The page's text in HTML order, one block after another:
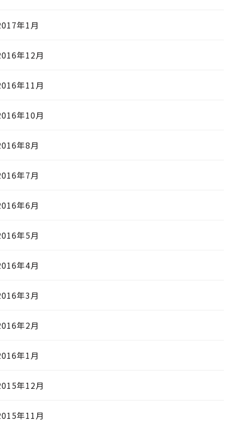
年1月
年12月
年11月
年10月
年8月
年7月
年6月
年5月
年4月
年3月
年2月
年1月
年12月
年11月